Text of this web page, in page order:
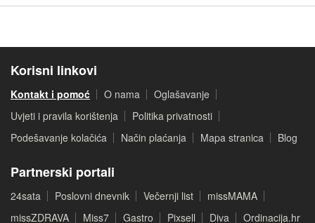
Korisni linkovi
Kontakt i pomoć O nama
Oglašavanje
Uvjeti i pravila korištenja
Politika privatnosti
Podešavanje kolačića
Način plaćanja Mapa stranica Blog
Partnerski portali
24sata Poslovni dnevnik Večernji list
missMAMA
missZDRAVA
Miss7 Gastro Pixsell Diva Ordinacija.hr